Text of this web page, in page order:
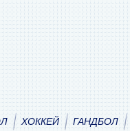
ХОККЕЙ ГАНДБОЛ